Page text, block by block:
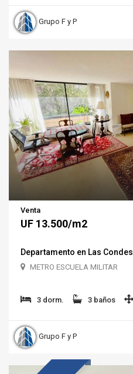
Grupo F y P
Venta
UF 13.500/m2
Departamento en Las Condes
METRO ESCUELA MILITAR
3 dorm. 3 baños
Grupo F y P